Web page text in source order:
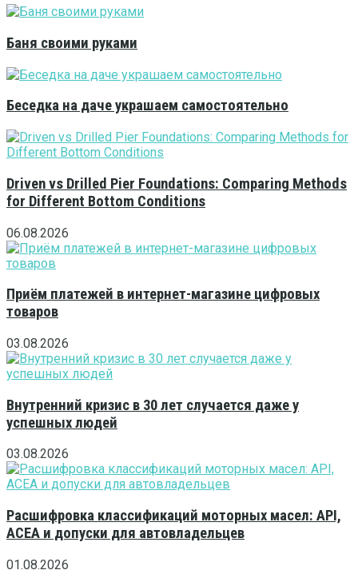
Баня своими руками
Беседка на даче украшаем самостоятельно
Driven vs Drilled Pier Foundations: Comparing Methods
for Different Bottom Conditions
06.08.2026
Приём платежей в интернет-магазине цифровых
товаров
03.08.2026
Внутренний кризис в 30 лет случается даже у
успешных людей
03.08.2026
Расшифровка классификаций моторных масел: API,
ACEA и допуски для автовладельцев
01.08.2026